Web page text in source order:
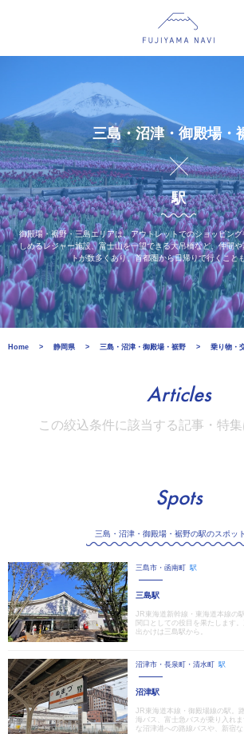
三島・沼津・御殿場・
駅
御殿場・裾野・三島エリアは、アウトレットでのショッピン
しめるレジャー施設、富士山を一望できる大吊橋など、仲間
トが数多くあり、首都圏から日帰りで行くこと
Home 静岡県 三島・沼津・御殿場・裾野 乗り物・
Articles
この絞込条件に該当する記事・特
Spots
三島・沼津・御殿場・裾野の駅のスポッ
三島市・函南町 駅
三島駅
JR東海道新幹線・東海道本線の
関口としての役目を果たします
出かけは三島駅から。
沼津市・長泉町・清水町 駅
沼津駅
JR東海道本線・御殿場線の駅。
海バス、富士急バスが乗り入れ
な沼津港への路線バスや、新宿